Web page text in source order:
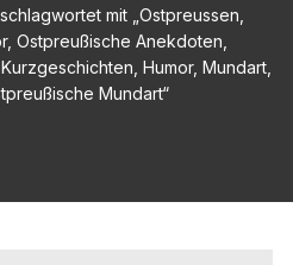
mit „Ostpreussen,
Ostpreußische Anekdoten,
Humor, Mundart,
Mundart“